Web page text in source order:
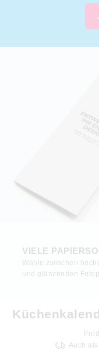
VIELE
Wähle zwischen
und glänzenden
Auch